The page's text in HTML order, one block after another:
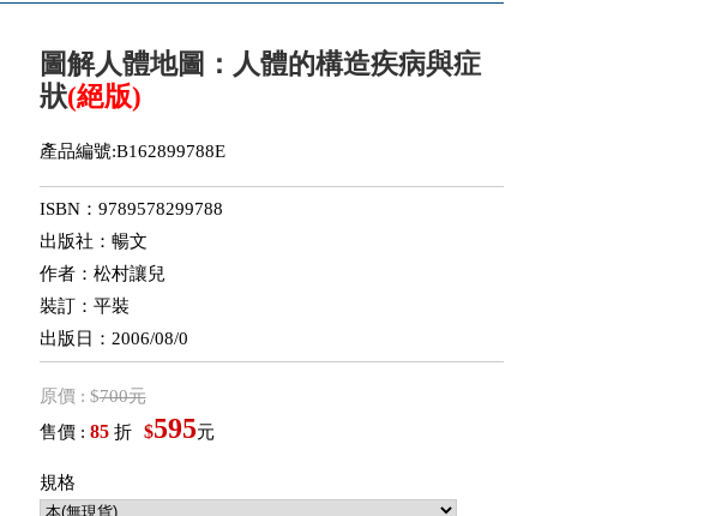
圖解人體地圖：人體的構造疾病與症
狀(絕版)
產品編號:B162899788E
ISBN：9789578299788
出版社：暢文
作者：松村讓兒
裝訂：平裝
出版日：2006/08/0
原價 : $700元
售價 : 85折 $595元
規格